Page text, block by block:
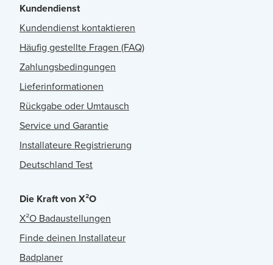
Kundendienst
Kundendienst kontaktieren
Häufig gestellte Fragen (FAQ)
Zahlungsbedingungen
Lieferinformationen
Rückgabe oder Umtausch
Service und Garantie
Installateure Registrierung
Deutschland Test
Die Kraft von X²O
X²O Badaustellungen
Finde deinen Installateur
Badplaner